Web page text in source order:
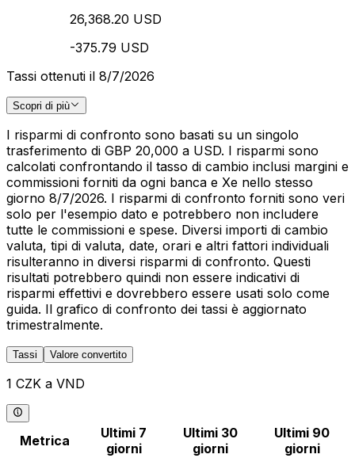
26,368.20 USD
-375.79 USD
Tassi ottenuti il 8/7/2026
Scopri di più
I risparmi di confronto sono basati su un singolo
trasferimento di GBP 20,000 a USD. I risparmi sono
calcolati confrontando il tasso di cambio inclusi margini e
commissioni forniti da ogni banca e Xe nello stesso
giorno 8/7/2026. I risparmi di confronto forniti sono veri
solo per l'esempio dato e potrebbero non includere
tutte le commissioni e spese. Diversi importi di cambio
valuta, tipi di valuta, date, orari e altri fattori individuali
risulteranno in diversi risparmi di confronto. Questi
risultati potrebbero quindi non essere indicativi di
risparmi effettivi e dovrebbero essere usati solo come
guida. Il grafico di confronto dei tassi è aggiornato
trimestralmente.
Tassi Valore convertito
1 CZK a VND
Metrica
Ultimi 7
giorni
Ultimi 30
giorni
Ultimi 90
giorni